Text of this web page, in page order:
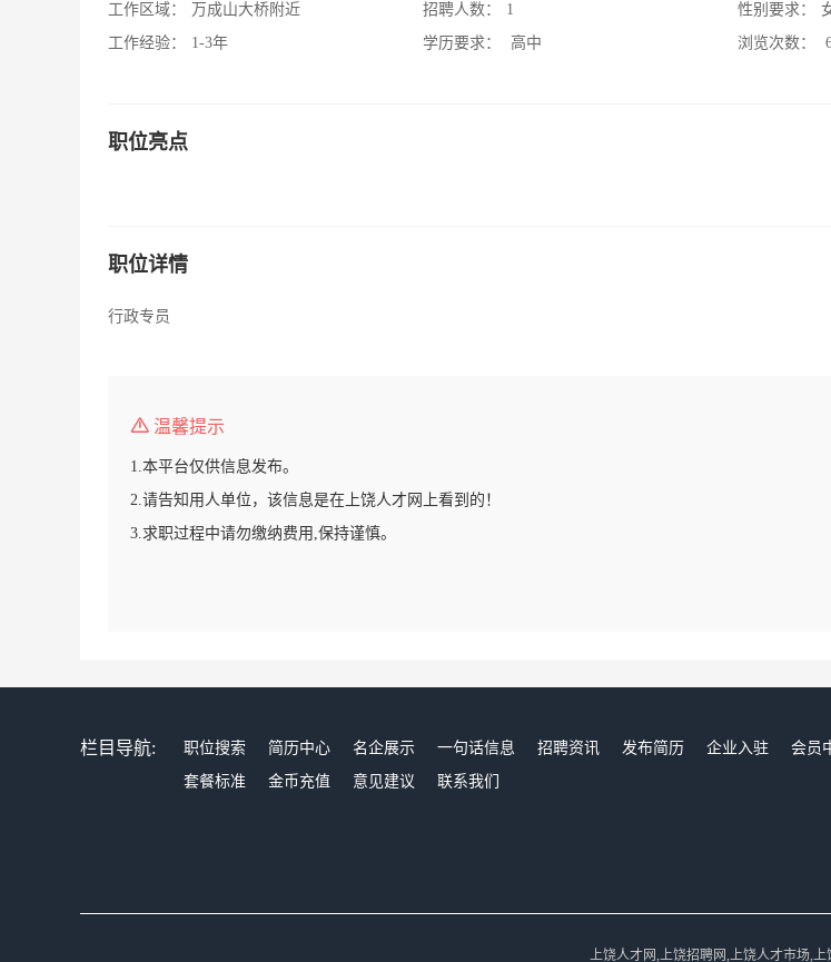
工作区域：
万成山大桥附近
工作经验：
1-3年
招聘人数：
1
学历要求：
高中
性别要求：
浏览次数：
职位亮点
职位详情
行政专员
温馨提示
1.本平台仅供信息发布。
2.请告知用人单位，该信息是在上饶人才网上看到的！
3.求职过程中请勿缴纳费用,保持谨慎。
栏目导航: 职位搜索 简历中心 名企展示 一句话信息 招聘资讯 发布简历 企业入驻 会员
套餐标准
金币充值 意见建议 联系我们
上饶人才网,上饶招聘网,上饶人才市场,上